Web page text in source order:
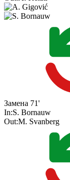
Замена 71'
In:S. Bornauw
Out:M. Svanberg